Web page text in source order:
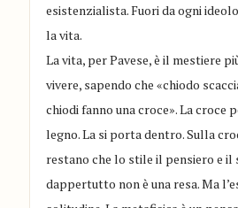
esistenzialista. Fuori da ogni
la vita.
La vita, per Pavese, è il mestiere
vivere, sapendo che «chiodo
chiodi fanno una croce». La croce
legno. La si porta dentro. Sulla
restano che lo stile il pensiero e il
dappertutto non è una resa. Ma